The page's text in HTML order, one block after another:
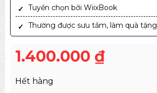
Tuyển chọn bởi WiixBook
Thường được sưu tầm, làm quà tặng
1.400.000 ₫
Hết hàng